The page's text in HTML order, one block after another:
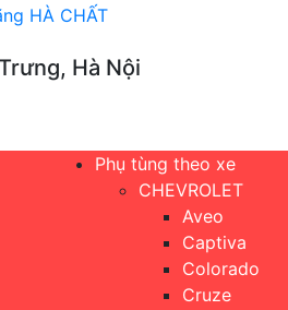
Hà Nội
Phụ tùng theo xe
CHEVROLET
Aveo
Captiva
Colorado
Cruze